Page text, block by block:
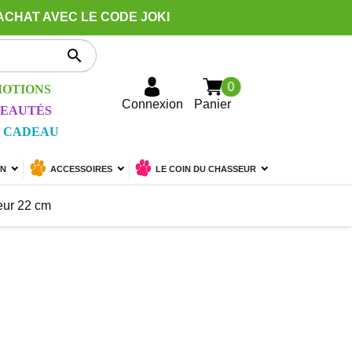
AVEC LE CODE JOKI

CADEAU
Connexion Panier
0
ACCESSOIRES LE COIN DU CHASSEUR
22 cm